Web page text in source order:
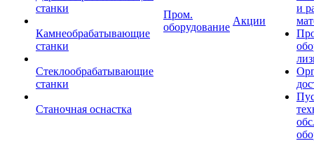
станки
Камнеобрабатывающие
станки
Стеклообрабатывающие
станки
Станочная оснастка
Пром.
оборудование
Акции
и